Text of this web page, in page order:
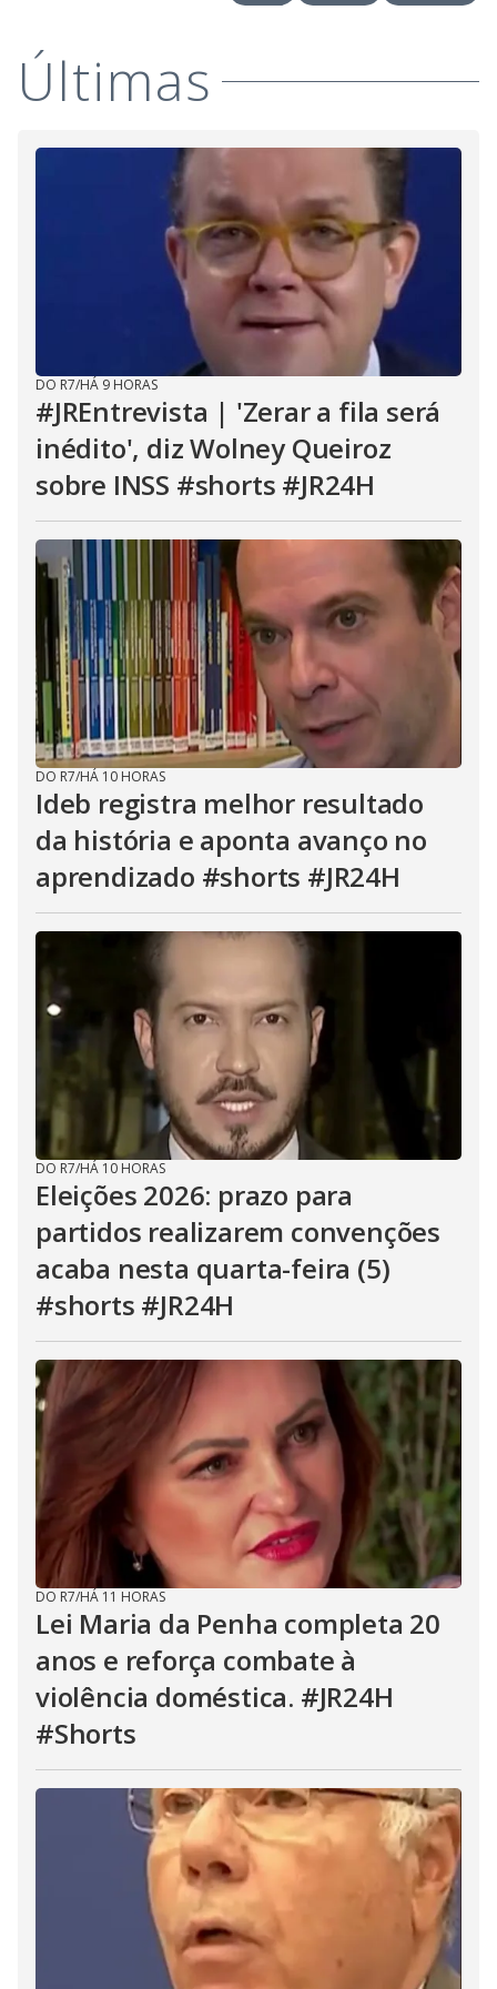
i
d
e
o
Últimas
DO R7/HÁ 9 HORAS
#JREntrevista | 'Zerar a fila será
inédito', diz Wolney Queiroz
sobre INSS #shorts #JR24H
DO R7/HÁ 10 HORAS
Ideb registra melhor resultado
da história e aponta avanço no
aprendizado #shorts #JR24H
DO R7/HÁ 10 HORAS
Eleições 2026: prazo para
partidos realizarem convenções
acaba nesta quarta-feira (5)
#shorts #JR24H
DO R7/HÁ 11 HORAS
Lei Maria da Penha completa 20
anos e reforça combate à
violência doméstica. #JR24H
#Shorts